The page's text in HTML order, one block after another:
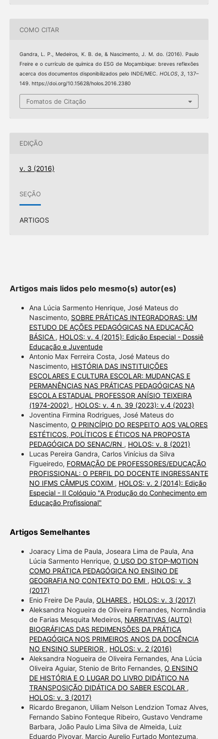
COMO CITAR
Gandra, L. P., Medeiros, K. B. de, & Nascimento, J. M. do. (2016). Paulo
Freire e o currículo de química do ESG de Moçambique: breves reflexões
acerca dos documentos disponibilizados pelo INDE/MEC. HOLOS,3, 137–
149. https://doi.org/10.15628/holos.2016.2380
Fomatos de Citação
EDIÇÃO
v. 3 (2016)
SEÇÃO
ARTIGOS
Artigos mais lidos pelo mesmo(s) autor(es)
Ana Lúcia Sarmento Henrique, José Mateus do
Nascimento, SOBRE PRÁTICAS INTEGRADORAS: UM
ESTUDO DE AÇÕES PEDAGÓGICAS NA EDUCAÇÃO
BÁSICA , HOLOS: v. 4 (2015): Edição Especial - Dossiê
Educação e Juventude
Antonio Max Ferreira Costa, José Mateus do
Nascimento, HISTÓRIA DAS INSTITUIÇÕES
ESCOLARES E CULTURA ESCOLAR: MUDANÇAS E
PERMANÊNCIAS NAS PRÁTICAS PEDAGÓGICAS NA
ESCOLA ESTADUAL PROFESSOR ANÍSIO TEIXEIRA
(1974-2002) , HOLOS: v. 4 n. 39 (2023): v.4 (2023)
Joventina Firmina Rodrigues, José Mateus do
Nascimento, O PRINCÍPIO DO RESPEITO AOS VALORES
ESTÉTICOS, POLÍTICOS E ÉTICOS NA PROPOSTA
PEDAGÓGICA DO SENAC/RN , HOLOS: v. 8 (2021)
Lucas Pereira Gandra, Carlos Vinícius da Silva
Figueiredo, FORMAÇÃO DE PROFESSORES/EDUCAÇÃO
PROFISSIONAL: O PERFIL DO DOCENTE INGRESSANTE
NO IFMS CÂMPUS COXIM , HOLOS: v. 2 (2014): Edição
Especial - II Colóquio "A Produção do Conhecimento em
Educação Profissional"
Artigos Semelhantes
Joaracy Lima de Paula, Joseara Lima de Paula, Ana
Lúcia Sarmento Henrique, O USO DO STOP-MOTION
COMO PRÁTICA PEDAGÓGICA NO ENSINO DE
GEOGRAFIA NO CONTEXTO DO EMI , HOLOS: v. 3
(2017)
Enio Freire De Paula, OLHARES , HOLOS: v. 3 (2017)
Aleksandra Nogueira de Oliveira Fernandes, Normândia
de Farias Mesquita Medeiros, NARRATIVAS (AUTO)
BIOGRÁFICAS DAS REDIMENSÕES DA PRÁTICA
PEDAGÓGICA NOS PRIMEIROS ANOS DA DOCÊNCIA
NO ENSINO SUPERIOR , HOLOS: v. 2 (2016)
Aleksandra Nogueira de Oliveira Fernandes, Ana Lúcia
Oliveira Aguiar, Stenio de Brito Fernandes, O ENSINO
DE HISTÓRIA E O LUGAR DO LIVRO DIDÁTICO NA
TRANSPOSIÇÃO DIDÁTICA DO SABER ESCOLAR ,
HOLOS: v. 3 (2017)
Ricardo Breganon, Uiliam Nelson Lendzion Tomaz Alves,
Fernando Sabino Fonteque Ribeiro, Gustavo Vendrame
Barbara, João Paulo Lima Silva de Almeida, Luiz
Eduardo Pivovar, Marcio Aurelio Furtado Montezuma,